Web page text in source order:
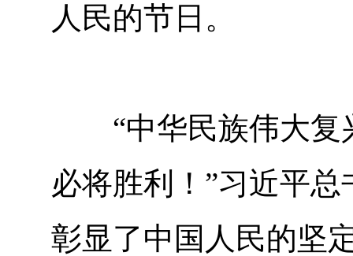
人民的节日。
“中华民族伟大复
必将胜利！”习近平
彰显了中国人民的坚